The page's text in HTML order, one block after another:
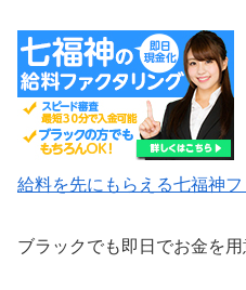
給料を先にもらえる七福神
ブラックでも即日でお金を用